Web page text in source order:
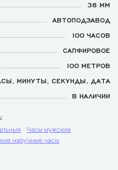
38 ММ
АВТОПОДЗАВОД
100 ЧАСОВ
САПФИРОВОЕ
100 МЕТРОВ
МИНУТЫ, СЕКУНДЫ, ДАТА
В НАЛИЧИИ
Часы мужские
наручные часы